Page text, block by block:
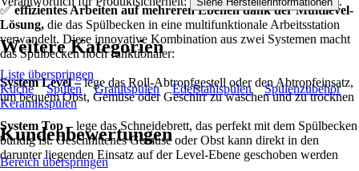
✅effizientes Arbeiten auf mehreren Ebenen dank der Multilevel-
Lösung, die das Spülbecken in eine multifunktionale Arbeitsstation
verwandelt. Diese innovative Kombination aus zwei Systemen macht
das Spülbecken noch funktionaler:
System Level –lege das Roll-Abtropfgestell oder den Abtropfeinsatz,
um bequem Obst, Gemüse oder Geschirr zu waschen und zu trocknen
System Top –lege das Schneidebrett, das perfekt mit dem Spülbecken
bündig ist. Geschnittenes Gemüse oder Obst kann direkt in den
darunter liegenden Einsatz auf der Level-Ebene geschoben werden
Weitere Kategorien
Liste überspringen
Küche
Spülen Granitspülen Edelstahlspülen
Spülenzubehör
Keramikspülen
Kundenbewertungen
Bereich überspringen